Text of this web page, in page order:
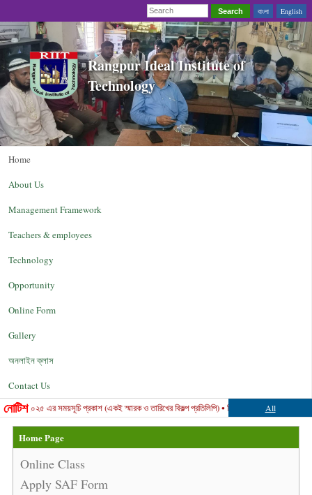
Search বাংলা English
Rangpur Ideal Institute of
Technology
Home
About Us
Management Framework
Teachers & employees
Technology
Opportunity
Online Form
Gallery
অনলাইন ক্লাস
Contact Us
নোটিশএর সময়সূচি প্রকাশ (একই স্মারক ও তারিখের বিকল্প প্রতিলিপি) • ডিপ্লোমা-ইন-ইঞ্জিনিয়ারিং
All
Home Page
Online Class
Apply SAF Form